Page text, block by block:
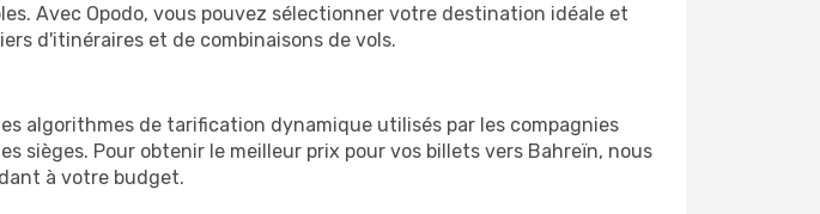
Avec Opodo, vous pouvez sélectionner votre destination idéale et
d'itinéraires et de combinaisons de vols.
algorithmes de tarification dynamique utilisés par les compagnies
sièges. Pour obtenir le meilleur prix pour vos billets vers Bahreïn, nous
à votre budget.